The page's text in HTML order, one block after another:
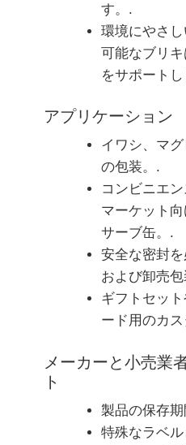
す。.
環境にやさ
可能なブリ
をサポート
アプリケーション
イワシ、マ
の包装。.
コンビニエ
マーケット
サーブ缶。.
安全な密封
および卸売
ギフトセッ
ード用のカ
メーカーと小売業
ト
製品の保存
特殊なラベ